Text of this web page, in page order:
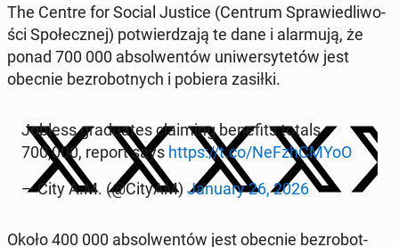
The Centre for Social Justice (Centrum Spra­wie­dli­wo­
ści Spo­łecz­nej) po­twier­dza­ją te dane i alar­mu­ją, że
ponad 700 000 ab­sol­wen­tów uni­wer­sy­te­tów jest
obecnie bez­ro­bot­nych i pobiera zasiłki.
Jobless gra­du­ates cla­iming be­ne­fits totals
700,000, report says https://t.co/Ne­FzhC­MY­oO
— City A.M. (@CityAM) January 26, 2026
Około 400 000 ab­sol­wen­tów jest obecnie bez­ro­bot­